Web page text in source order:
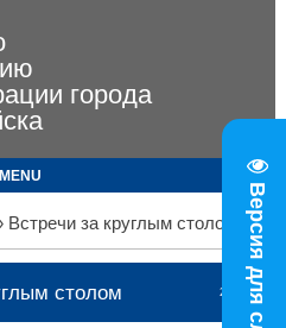
города
MENU
Встречи за круглым столом
21:49
столом